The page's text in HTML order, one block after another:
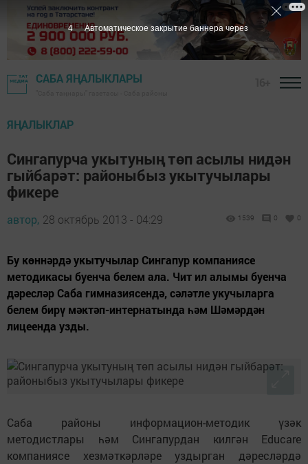
САБА ЯҢАЛЫКЛАРЫ
ЯҢАЛЫКЛАР
Сингапурча укытуның төп асылы нидән
гыйбарәт: районыбыз укытучылары
фикере
автор, 28 октябрь 2013 - 04:29 1539 0 0
Бу көннәрдә укытучылар Сингапур компаниясе
методикасы буенча белем ала. Чит ил алымы буенча
дәресләр Саба гимназиясендә, сәләтле укучыларга
белем бирү мәктәп-интернатында һәм Шәмәрдән
лицеенда узды.
Саба районы информацион-методик үзәк
методистлары һәм Сингапурдан килгән Educare
компаниясе хезмәткәрләре уздырган дәресләрдә
3 Автоматическое закрытие баннера через